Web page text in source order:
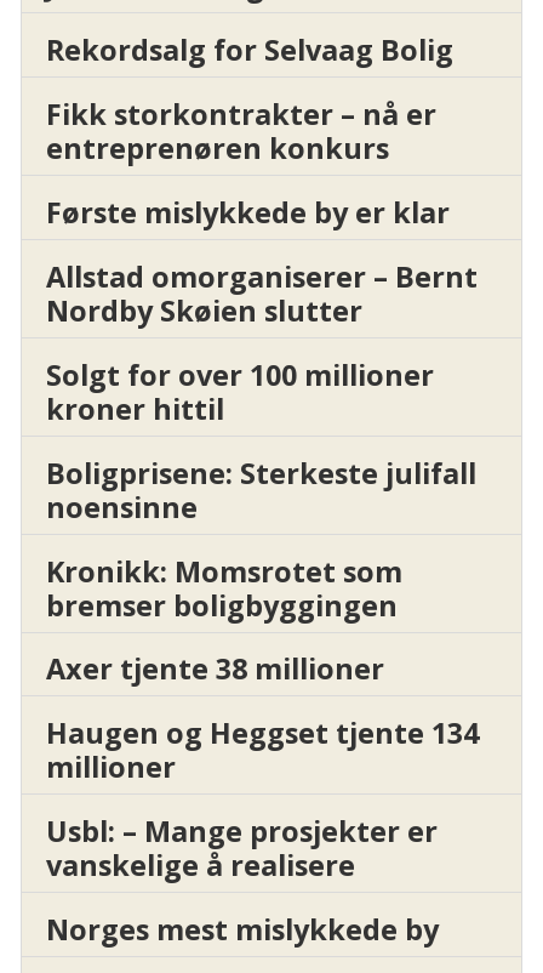
Rekordsalg for Selvaag Bolig
Fikk storkontrakter – nå er
entreprenøren konkurs
Første mislykkede by er klar
Allstad omorganiserer – Bernt
Nordby Skøien slutter
Solgt for over 100 millioner
kroner hittil
Boligprisene: Sterkeste julifall
noensinne
Kronikk: Momsrotet som
bremser boligbyggingen
Axer tjente 38 millioner
Haugen og Heggset tjente 134
millioner
Usbl: – Mange prosjekter er
vanskelige å realisere
Norges mest mislykkede by